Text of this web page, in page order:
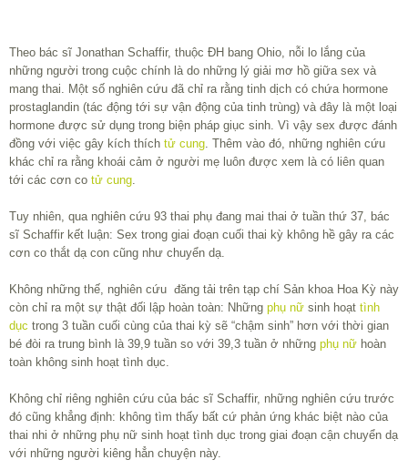
Theo bác sĩ Jonathan Schaffir, thuộc ĐH bang Ohio, nỗi lo lắng của
những người trong cuộc chính là do những lý giải mơ hồ giữa sex và
mang thai. Một số nghiên cứu đã chỉ ra rằng tinh dịch có chứa hormone
prostaglandin (tác động tới sự vận động của tinh trùng) và đây là một loại
hormone được sử dụng trong biện pháp giục sinh. Vì vậy sex được đánh
đồng với việc gây kích thích tử cung. Thêm vào đó, những nghiên cứu
khác chỉ ra rằng khoái cảm ở người mẹ luôn được xem là có liên quan
tới các cơn co tử cung.
Tuy nhiên, qua nghiên cứu 93 thai phụ đang mai thai ở tuần thứ 37, bác
sĩ Schaffir kết luận: Sex trong giai đoạn cuối thai kỳ không hề gây ra các
cơn co thắt dạ con cũng như chuyển dạ.
Không những thế, nghiên cứu đăng tải trên tạp chí Sản khoa Hoa Kỳ này
còn chỉ ra một sự thật đối lập hoàn toàn: Những phụ nữ sinh hoạt tình
dục trong 3 tuần cuối cùng của thai kỳ sẽ “chậm sinh” hơn với thời gian
bé đòi ra trung bình là 39,9 tuần so với 39,3 tuần ở những phụ nữ hoàn
toàn không sinh hoạt tình dục.
Không chỉ riêng nghiên cứu của bác sĩ Schaffir, những nghiên cứu trước
đó cũng khẳng định: không tìm thấy bất cứ phản ứng khác biệt nào của
thai nhi ở những phụ nữ sinh hoạt tình dục trong giai đoạn cận chuyển dạ
với những người kiêng hẳn chuyện này.